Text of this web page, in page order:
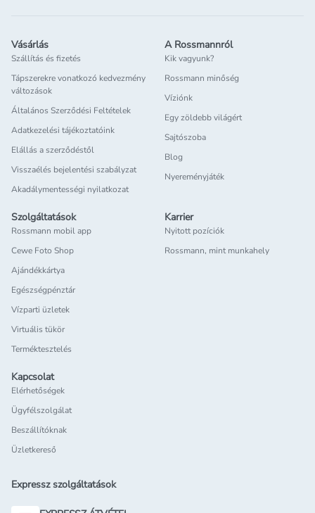
Vásárlás
Szállítás és fizetés
Tápszerekre vonatkozó kedvezmény
változások
Általános Szerződési Feltételek
Adatkezelési tájékoztatóink
Elállás a szerződéstől
Visszaélés bejelentési szabályzat
Akadálymentességi nyilatkozat
A Rossmannról
Kik vagyunk?
Rossmann minőség
Víziónk
Egy zöldebb világért
Sajtószoba
Blog
Nyereményjáték
Szolgáltatások
Rossmann mobil app
Cewe Foto Shop
Ajándékkártya
Egészségpénztár
Vízparti üzletek
Virtuális tükör
Terméktesztelés
Karrier
Nyitott pozíciók
Rossmann, mint munkahely
Kapcsolat
Elérhetőségek
Ügyfélszolgálat
Beszállítóknak
Üzletkereső
Expressz szolgáltatások